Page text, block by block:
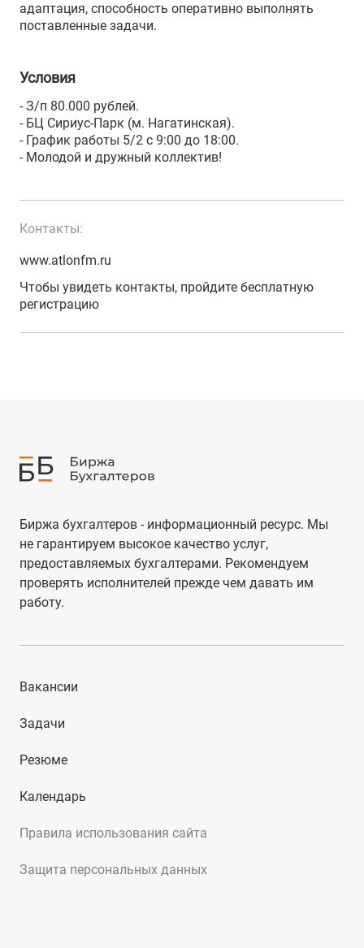
адаптация, способность оперативно выполнять
поставленные задачи.
Условия
- З/п 80.000 рублей.
- БЦ Сириус-Парк (м. Нагатинская).
- График работы 5/2 с 9:00 до 18:00.
- Молодой и дружный коллектив!
Контакты:
www.atlonfm.ru
Чтобы увидеть контакты, пройдите бесплатную
регистрацию
Биржа бухгалтеров - информационный ресурс. Мы
не гарантируем высокое качество услуг,
предоставляемых бухгалтерами. Рекомендуем
проверять исполнителей прежде чем давать им
работу.
Правила использования сайта
Защита персональных данных
Вакансии
Задачи
Резюме
Календарь